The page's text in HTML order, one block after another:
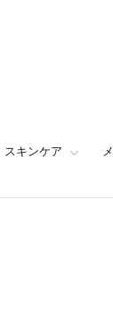
スキンケア